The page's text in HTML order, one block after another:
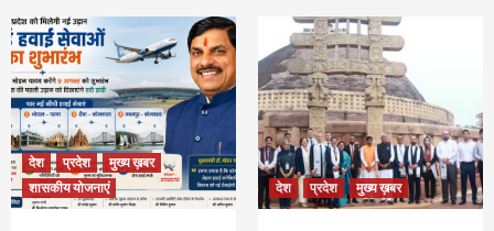
देश प्रदेश
मुख्य ख़बर
शासकीय योजनाएं
देश प्रदेश मुख्य ख़बर